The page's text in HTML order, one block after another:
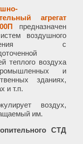
агрегат
предназначен
воздушного
с
теплого воздуха
и
зданиях,
и т.п.
воздух,
им.
СТД